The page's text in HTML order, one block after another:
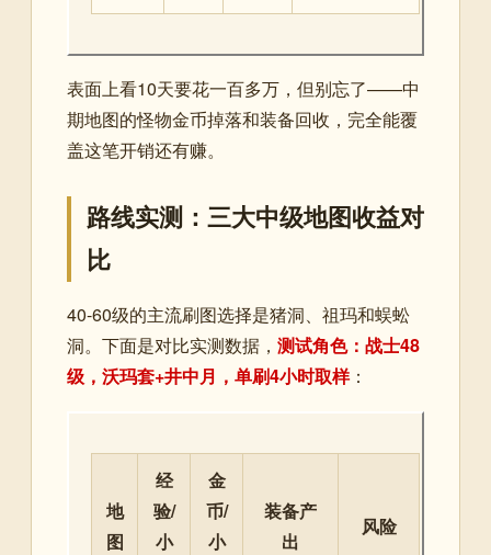
表面上看10天要花一百多万，但别忘了——中
期地图的怪物金币掉落和装备回收，完全能覆
盖这笔开销还有赚。
路线实测：三大中级地图收益对
比
40-60级的主流刷图选择是猪洞、祖玛和蜈蚣
洞。下面是对比实测数据， 测试角色：战士48
级，沃玛套+井中月，单刷4小时取样：
地
图
经
验/
小
金
币/
小
装备产
出
风险